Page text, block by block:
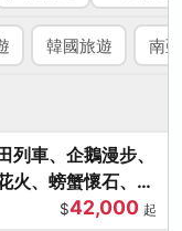
韓國旅遊 南
車、企鵝漫步、
火、螃蟹懷石、啤
$42,000 起